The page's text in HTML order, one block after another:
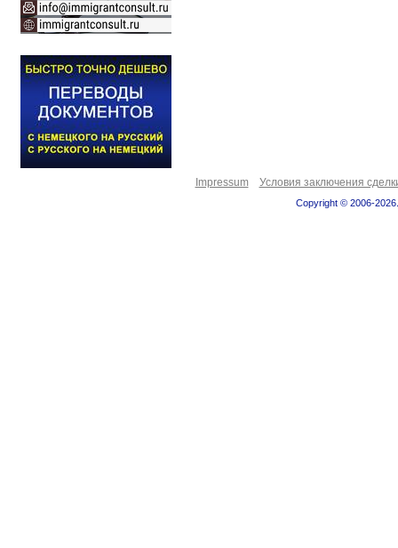
Impressum Условия заключения
Copyright © 2006-